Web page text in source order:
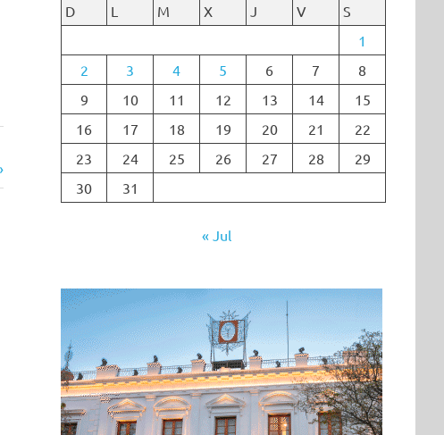
D
L M X J V
S
1
2
3 4 5 6 7
8
9
10 11 12 13 14
15
16
17 18 19 20 21
22
23
24 25 26 27 28
29
30
31
« Jul